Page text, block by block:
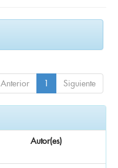
Anterior 1 Siguiente
Autor(es)